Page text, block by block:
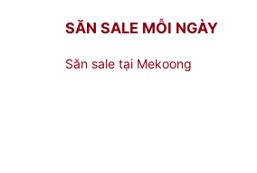
SĂN SALE MỖI NGÀY
Săn sale tại Mekoong